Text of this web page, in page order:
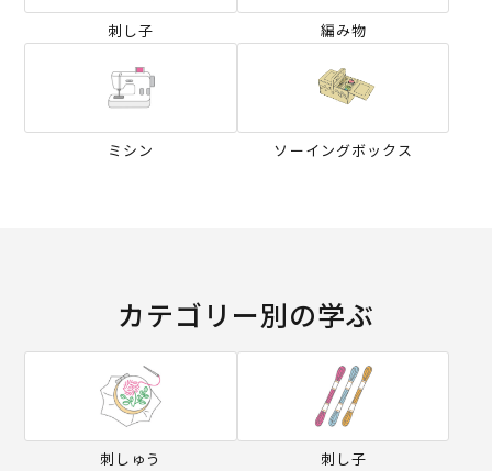
刺し子 編み物
ミシン ソーイングボックス
カテゴリー別の学ぶ
刺しゅう 刺し子